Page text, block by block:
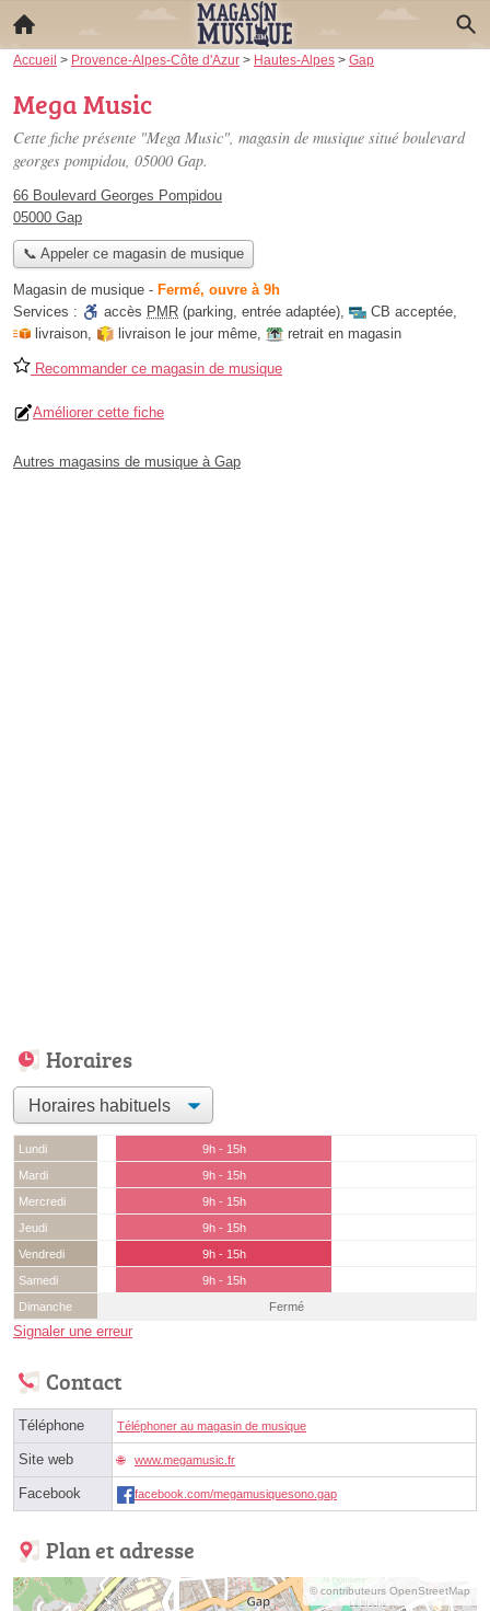
Accueil > Provence-Alpes-Côte d'Azur > Hautes-Alpes > Gap
Mega Music
Cette fiche présente "Mega Music", magasin de musique situé boulevard
georges pompidou, 05000 Gap.
66 Boulevard Georges Pompidou
05000 Gap
📞 Appeler ce magasin de musique
Magasin de musique - Fermé, ouvre à 9h
Services :
accès PMR (parking, entrée adaptée), CB acceptée,
livraison, livraison le jour même, retrait en magasin
Recommander ce magasin de musique
Améliorer cette fiche
Autres magasins de musique à Gap
Horaires
Lundi
9h - 15h
Mardi
9h - 15h
Mercredi
9h - 15h
Jeudi
9h - 15h
Vendredi
9h - 15h
Samedi
9h - 15h
Dimanche
Fermé
Signaler une erreur
Contact
Téléphone Téléphoner au magasin de musique
Site web www.megamusic.fr
Facebook facebook.com/megamusiquesono.gap
Plan et adresse
© contributeurs OpenStreetMap